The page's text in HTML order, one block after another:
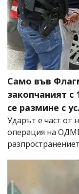
Само във
закопчаният с
се размине с
Ударът е част от
операция на